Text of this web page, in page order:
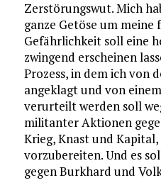
Zerstörungswut. Mich
ganze Getöse um
Gefährlichkeit soll eine
zwingend erscheinen
Prozess, in dem ich von
angeklagt und von
verurteilt werden soll
militanter Aktionen
Krieg, Knast und Kapital,
vorzubereiten. Und es
gegen Burkhard und